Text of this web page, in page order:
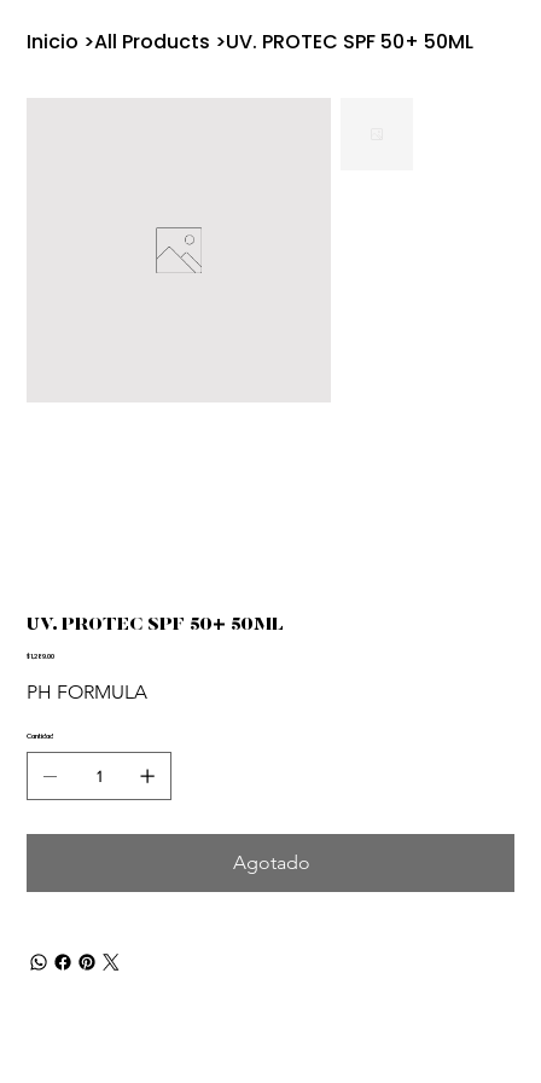
Inicio >All Products >UV. PROTEC SPF 50+ 50ML
UV. PROTEC SPF 50+ 50ML
Precio
$1,289.00
PH FORMULA
Cantidad
Agotado